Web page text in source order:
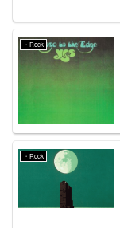
・Rock
・Rock